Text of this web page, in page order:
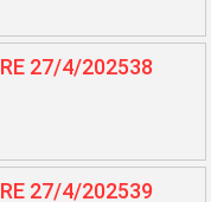
27/4/202538
27/4/202539